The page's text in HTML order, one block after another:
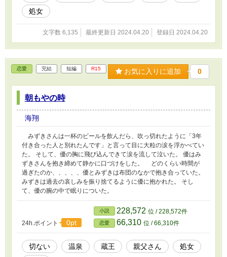
処女
文字数 6,135 最終更新日 2024.04.20 登録日 2024.04.20
恋愛 完結 短編 R15 お気に入りに追加 0
朝もやの時
海翔
みずきさんは一杯のビールを飲んだら、吹っ切れたように「3年
付き合った人と別れたんです」と言って目に大粒の涙を浮かべてい
た。 そして、優の胸に飛び込んできて涙を流して泣いた。 優はみ
ずきさんを抱き締めて静かに口づけをした。 どのくらい時間が
過ぎたのか、、、、、優とみずきは布団のなかで抱き合っていた。
みずきは過去の哀しみを振り捨てるように優に抱かれた。 そし
て、優の腕の中で眠りについた。
24h.ポイント 0pt
小説 228,572 位 / 228,572件
恋愛 66,310 位 / 66,310件
切ない 温泉 蔵王 親父さん
処女